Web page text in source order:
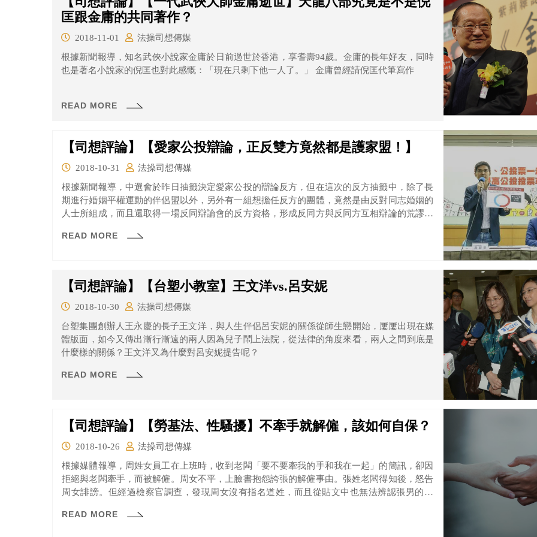
匡跟金庸的共同著作？
2018-11-01
法操司想傳媒
根據新聞報導，知名武俠小說家金庸於日前過世於香港，享耆壽94歲。金庸的長年好友，同時
也是著名小說家的倪匡也對此感慨：「現在只剩下他一人了。」 金庸曾經請倪匡代筆寫作
READ MORE
【司想評論】【愛家公投辯論，正反雙方竟然都是護家盟！】
2018-10-31
法操司想傳媒
根據新聞報導，中選會於昨日抽籤決定愛家公投的辯論反方，但在這次的反方抽籤中，除了長
期進行婚姻平權運動的伴侶盟以外，另外有一組想擔任反方的團體，竟然是由反對同志婚姻的
人士所組成，而且還取得一場反同辯論會的反方資格，形成反同方與反同方互相辯論的荒謬狀
READ MORE
【司想評論】【台塑小教室】王文洋vs.呂安妮
2018-10-30
法操司想傳媒
台塑集團創辦人王永慶的長子王文洋，與人生伴侶呂安妮的關係從師生戀開始，屢屢出現在媒
體版面，如今又傳出漸行漸遠的兩人因為兒子鬧上法院，從法律的角度來看，兩人之間到底是
什麼樣的關係？王文洋又為什麼對呂安妮提告呢？
READ MORE
【司想評論】【勞基法、性騷擾】不牽手就解僱，該如何自保？
2018-10-26
法操司想傳媒
根據媒體報導，周姓女員工在上班時，收到老闆「要不要牽我的手和我在一起」的簡訊，卻因
拒絕與老闆牽手，而被解僱。周女不平，上臉書抱怨誇張的解僱事由。張姓老闆得知後，怒告
周女誹謗。但經過檢察官調查，發現周女沒有指名道姓，而且從貼文中也無法辨認張男的身
READ MORE